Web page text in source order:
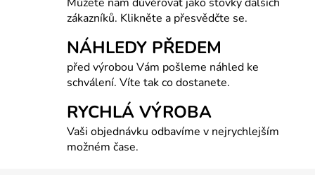
zákazníků. Klikněte a přesvědčte se.
NÁHLEDY PŘEDEM
před výrobou Vám pošleme náhled ke
schválení. Víte tak co dostanete.
RYCHLÁ VÝROBA
Vaši objednávku odbavíme v nejrychlejším
možném čase.